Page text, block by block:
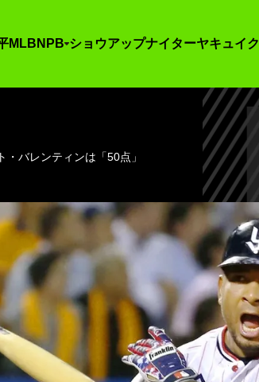
MLB NPB ショウアップナイターヤキュイク
・バレンティンは「50点」